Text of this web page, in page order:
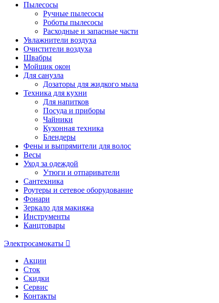
Пылесосы
Ручные пылесосы
Роботы пылесосы
Расходные и запасные части
Увлажнители воздуха
Очистители воздуха
Швабры
Мойщик окон
Для санузла
Дозаторы для жидкого мыла
Техника для кухни
Для напитков
Посуда и приборы
Чайники
Кухонная техника
Блендеры
Фены и выпрямители для волос
Весы
Уход за одеждой
Утюги и отпариватели
Сантехника
Роутеры и сетевое оборудование
Фонари
Зеркало для макияжа
Инструменты
Канцтовары
Электросамокаты
Акции
Сток
Скидки
Сервис
Контакты